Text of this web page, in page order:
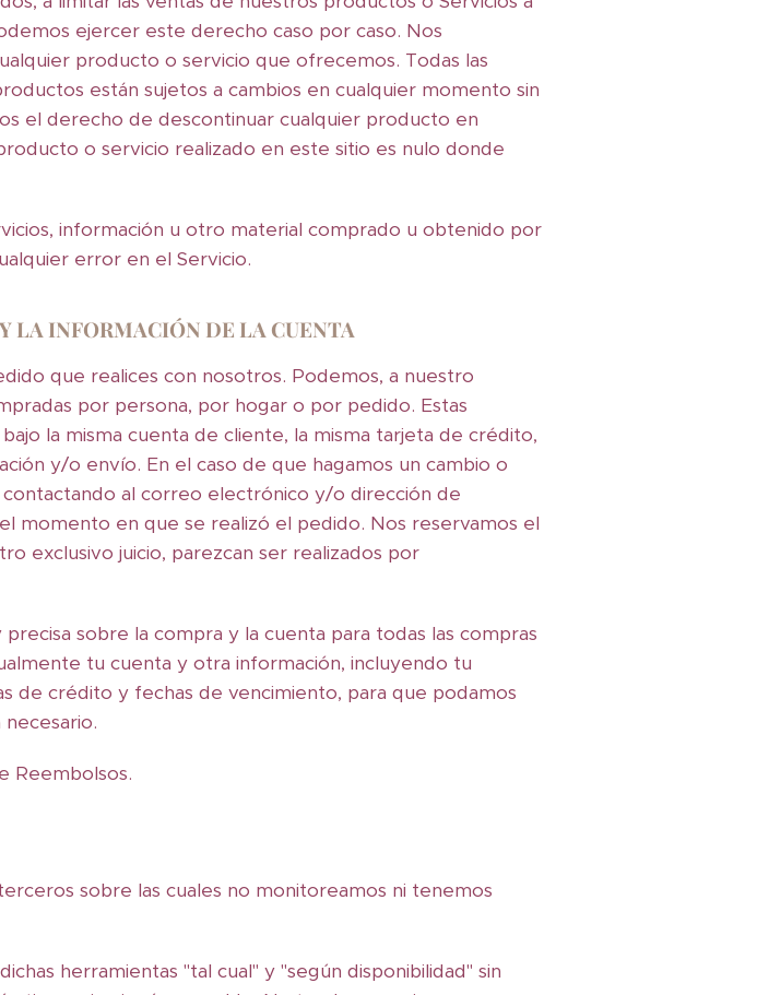
ejercer este derecho caso por caso. Nos
producto o servicio que ofrecemos. Todas las
están sujetos a cambios en cualquier momento sin
el derecho de descontinuar cualquier producto en
o servicio realizado en este sitio es nulo donde
información u otro material comprado u obtenido por
error en el Servicio.
LA INFORMACIÓN DE LA CUENTA
que realices con nosotros. Podemos, a nuestro
por persona, por hogar o por pedido. Estas
la misma cuenta de cliente, la misma tarjeta de crédito,
y/o envío. En el caso de que hagamos un cambio o
al correo electrónico y/o dirección de
momento en que se realizó el pedido. Nos reservamos el
exclusivo juicio, parezcan ser realizados por
sobre la compra y la cuenta para todas las compras
tu cuenta y otra información, incluyendo tu
crédito y fechas de vencimiento, para que podamos
Reembolsos.
sobre las cuales no monitoreamos ni tenemos
herramientas "tal cual" y "según disponibilidad" sin